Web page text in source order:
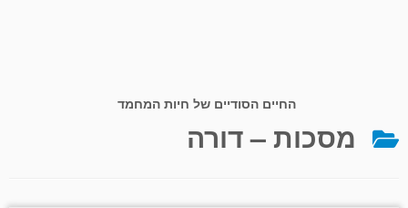
החיים הסודיים של חיות המחמד
מסכות – דורה